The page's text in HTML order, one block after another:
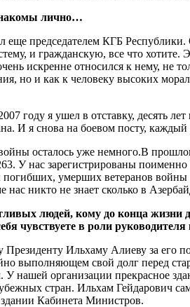
лично…
председателем КГБ
и гражданскую, все что
искренне относился к нему, не
но и как к человеку высоких
году я ушел в отставку, десять
И я снова на боевом посту, каждый
осталось уже немного.В
У нас зарегистрированы
умерших ветеранов войны
нас никто не знает сколько в
людей, кому до конца
чувствуете в роли
Ильхаму Алиеву за его
выполняющем свой долг перед
нашей организации прекрасное
стран. Ильхам Гейдарович
Кабинета Министров.